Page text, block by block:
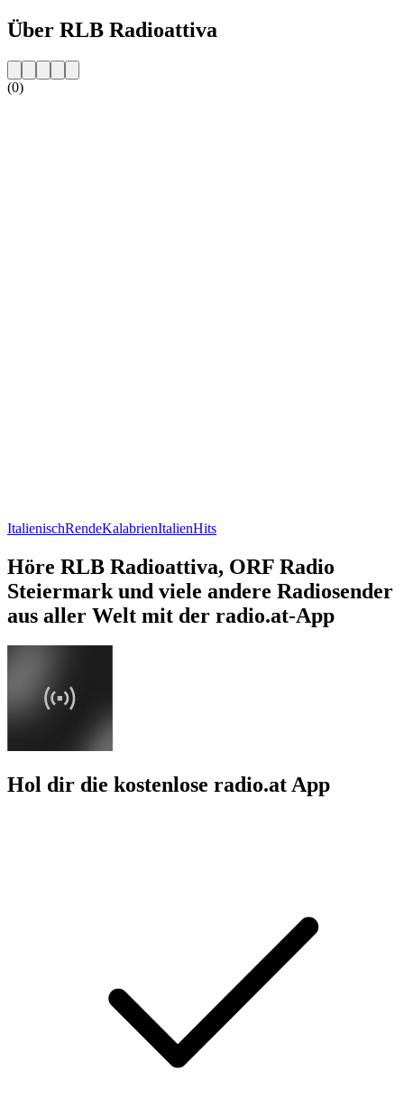
Über RLB Radioattiva
(0)
ItalienischRendeKalabrienItalienHits
Höre RLB Radioattiva, ORF Radio
Steiermark und viele andere Radiosender
aus aller Welt mit der radio.at-App
Hol dir die kostenlose radio.at App